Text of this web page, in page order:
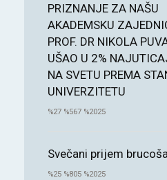
PRIZNANJE ZA NAŠU
AKADEMSKU
PROF. DR NIKOLA
UŠAO U 2%
NA SVETU PREMA
UNIVERZITETU
%27 %567 %2025
Svečani prijem
%25 %805 %2025